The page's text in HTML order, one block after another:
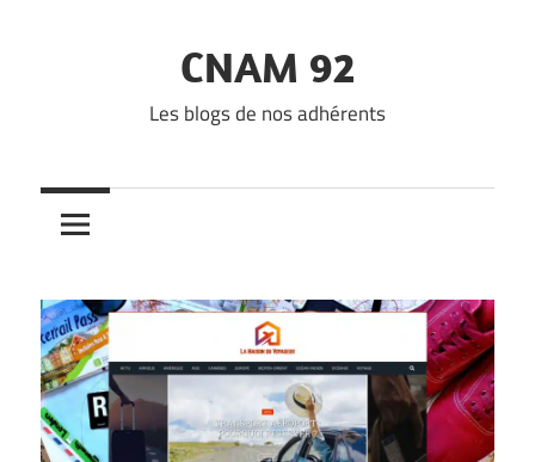
CNAM 92
Les blogs de nos adhérents